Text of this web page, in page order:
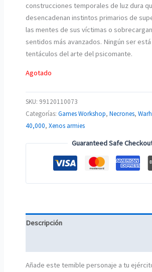
construcciones temporales de luz dura
desencadenan instintos primarios de
las mentes de sus víctimas o
sentidos más avanzados. Ningún ser
tentáculos del arte del psicomante.
Agotado
SKU: 99120110073
Categorías:Games Workshop,Necrones,
40,000,Xenos armies
Guaranteed Safe
Descripción
Añade este temible personaje a tu